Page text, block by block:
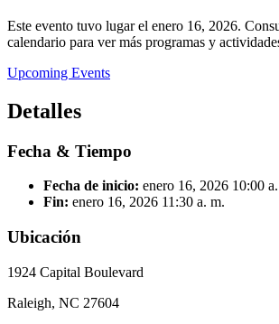
Este evento tuvo lugar el enero 16, 2026.
calendario para ver más programas y
Upcoming Events
Detalles
Fecha & Tiempo
Fecha de inicio: enero 16, 2026 10:00
Fin: enero 16, 2026 11:30 a. m.
Ubicación
1924 Capital Boulevard
Raleigh, NC 27604